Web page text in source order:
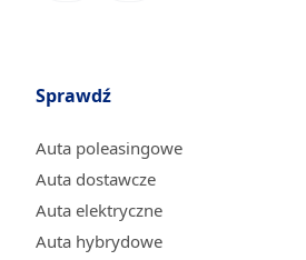
Sprawdź
Auta poleasingowe
Auta dostawcze
Auta elektryczne
Auta hybrydowe